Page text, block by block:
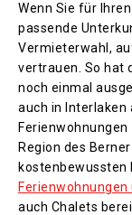
Wenn Sie für
passende
Vermieterwahl,
vertrauen. So hat
noch einmal
auch in Interlaken
Region des
kostenbewussten
auch Chalets